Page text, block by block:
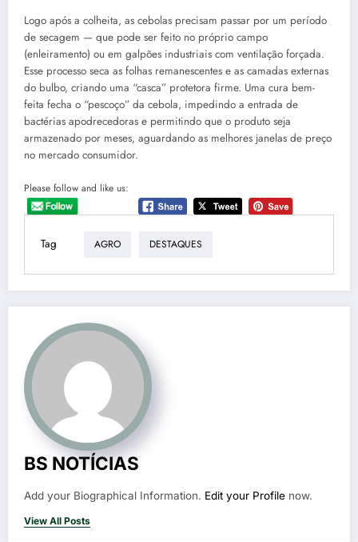
Logo após a colheita, as cebolas precisam passar por um período
de secagem — que pode ser feito no próprio campo
(enleiramento) ou em galpões industriais com ventilação forçada.
Esse processo seca as folhas remanescentes e as camadas externas
do bulbo, criando uma “casca” protetora firme. Uma cura bem-
feita fecha o “pescoço” da cebola, impedindo a entrada de
bactérias apodrecedoras e permitindo que o produto seja
armazenado por meses, aguardando as melhores janelas de preço
no mercado consumidor.
Please follow and like us:
Tag AGRO DESTAQUES
BS NOTÍCIAS
Add your Biographical Information. Edit your Profile now.
View All Posts